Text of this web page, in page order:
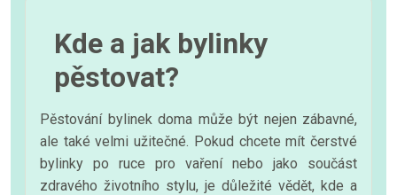
Kde a jak bylinky
pěstovat?
Pěstování bylinek doma může být nejen zábavné,
ale také velmi užitečné. Pokud chcete mít čerstvé
bylinky po ruce pro vaření nebo jako součást
zdravého životního stylu, je důležité vědět, kde a